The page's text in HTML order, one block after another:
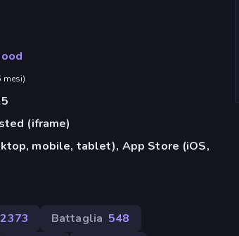
mesi)
(iframe)
mobile, tablet), App Store (iOS,
2373 Battaglia 548